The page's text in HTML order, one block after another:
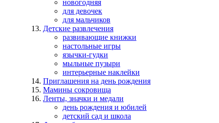
новогодняя
для девочек
для мальчиков
Детские развлечения
развивающие книжки
настольные игры
язычки-гудки
мыльные пузыри
интерьерные наклейки
Приглашения на день рождения
Мамины сокровища
Ленты, значки и медали
день рождения и юбилей
детский сад и школа